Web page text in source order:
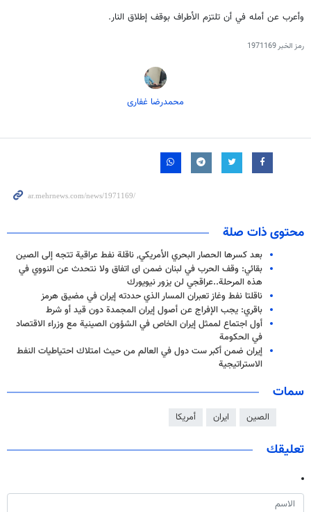
وأعرب عن أمله في أن تلتزم الأطراف بوقف إطلاق النار.
رمز الخبر1971169
محمدرضا غفاری
محتوى ذات صلة
بعد كسرها الحصار البحري الأمريكي, ناقلة نفط عراقية تتجه إلى الصين
بقائي: وقف الحرب في لبنان ضمن اى اتفاق ولا نتحدث عن النووي في
هذه المرحلة..عراقجي لن يزور نيويورك
ناقلتا نفط وغاز تعبران المسار الذي حددته إيران في مضيق هرمز
باقري: يجب الإفراج عن أصول إيران المجمدة دون قيد أو شرط
أول اجتماع لممثل إيران الخاص في الشؤون الصينية مع وزراء الاقتصاد
في الحكومة
إيران ضمن أكبر ست دول في العالم من حيث امتلاك احتياطيات النفط
الاستراتيجية
سمات
الصين ايران أمريكا
تعليقك